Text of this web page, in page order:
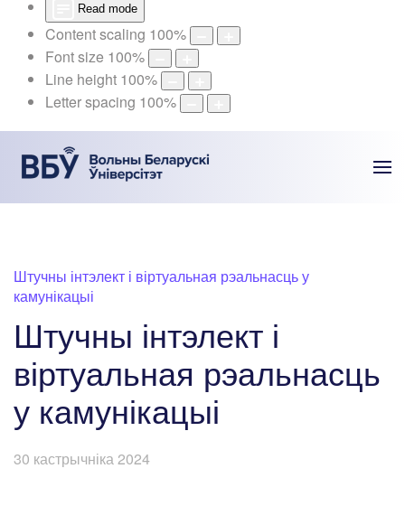
Read mode
Content scaling 100%
Font size 100%
Line height 100%
Letter spacing 100%
Штучны інтэлект і віртуальная рэальнасць у
камунікацыі
Штучны інтэлект і
віртуальная рэальнасць
у камунікацыі
30 кастрычніка 2024